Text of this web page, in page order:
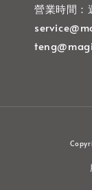
營業時間